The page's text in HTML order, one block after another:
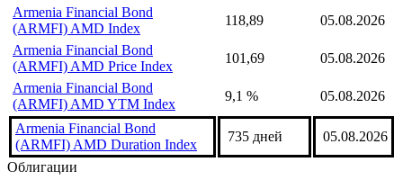
Armenia Financial Bond
(ARMFI) AMD Index
118,89
05.08.2026
Armenia Financial Bond
(ARMFI) AMD Price Index
101,69
05.08.2026
Armenia Financial Bond
(ARMFI) AMD YTM Index
9,1 % 05.08.2026
Armenia Financial Bond
(ARMFI) AMD Duration Index
735 дней
05.08.2026
Облигации